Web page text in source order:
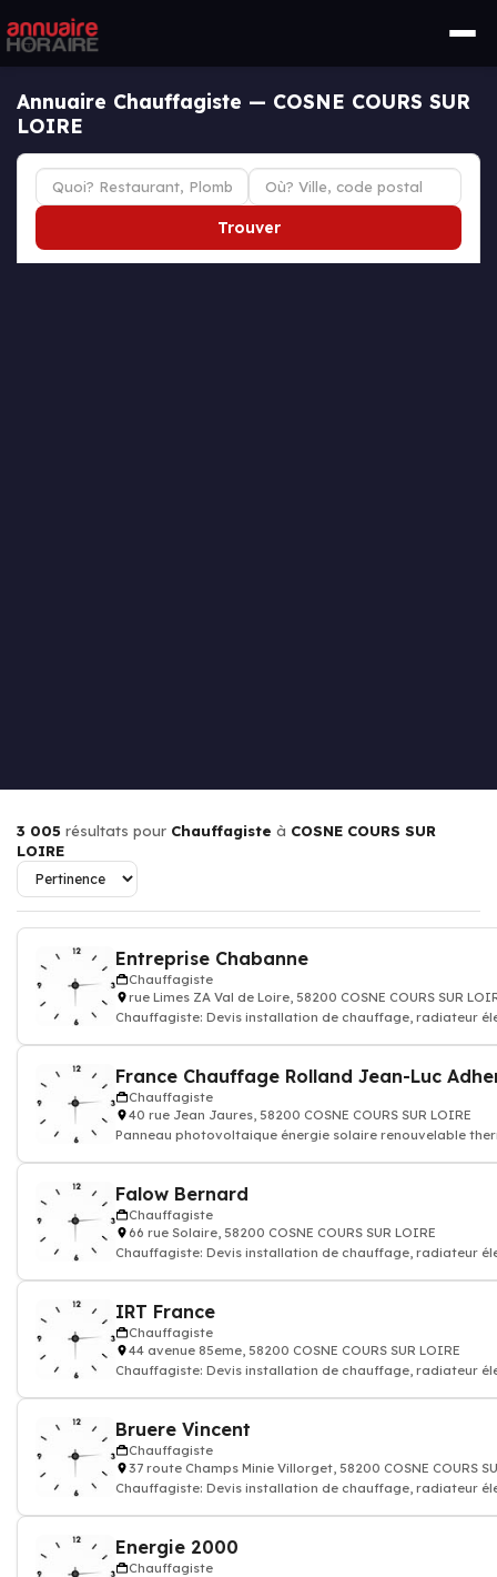
Annuaire Chauffagiste — COSNE COURS SUR
LOIRE
Trouver
3 005 résultats pour Chauffagiste à COSNE COURS SUR
LOIRE
Entreprise Chabanne
Chauffagiste
rue Limes ZA Val de Loire, 58200 COSNE COURS SUR
Chauffagiste: Devis installation de chauffage, radiateur
France Chauffage Rolland Jean-Luc
Chauffagiste
40 rue Jean Jaures, 58200 COSNE COURS SUR LOIRE
Panneau photovoltaique énergie solaire renouvelable
Falow Bernard
Chauffagiste
66 rue Solaire, 58200 COSNE COURS SUR LOIRE
Chauffagiste: Devis installation de chauffage, radiateur
IRT France
Chauffagiste
44 avenue 85eme, 58200 COSNE COURS SUR LOIRE
Chauffagiste: Devis installation de chauffage, radiateur
Bruere Vincent
Chauffagiste
37 route Champs Minie Villorget, 58200 COSNE COURS
Chauffagiste: Devis installation de chauffage, radiateur
Energie 2000
Chauffagiste